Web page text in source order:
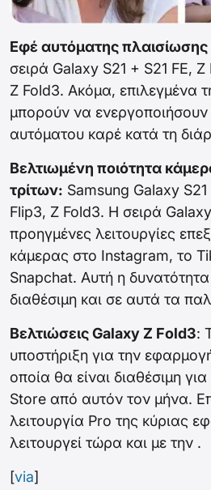
Εφέ αυτόματης πλαισίωσης
σειρά Galaxy S21 + S21 FE,
Z Fold3. Ακόμα, επιλεγμένα
μπορούν να ενεργοποιήσουν
αυτόματου καρέ κατά τη
Βελτιωμένη ποιότητα
τρίτων: Samsung Galaxy
Flip3, Z Fold3. Η σειρά Galaxy
προηγμένες λειτουργίες
κάμερας στο Instagram, το
Snapchat. Αυτή η δυνατότητα
διαθέσιμη και σε αυτά τα
Βελτιώσεις Galaxy Z Fold3:
υποστήριξη για την
οποία θα είναι διαθέσιμη
Store από αυτόν τον μήνα.
λειτουργία Pro της κύριας
λειτουργεί τώρα και με την .
[via]